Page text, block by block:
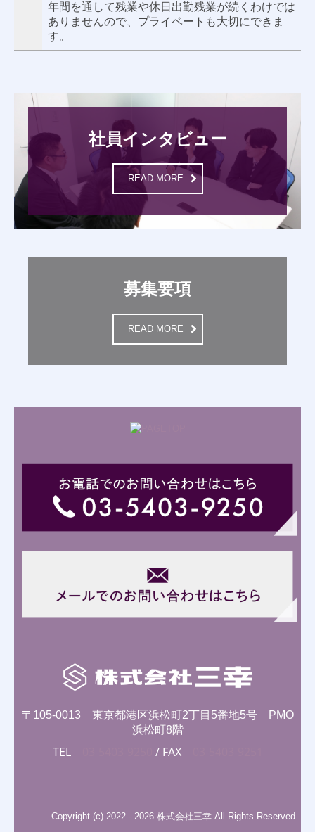
年間を通して残業や休日出勤残業が続くわけでは
ありませんので、プライベートも大切にできま
す。
社員インタビュー
READ MORE
募集要項
READ MORE
〒105-0013 東京都港区浜松町2丁目5番地5号 PMO
浜松町8階
TEL / FAX
Copyright (c) 2022 - 2026 株式会社三幸 All Rights Reserved.